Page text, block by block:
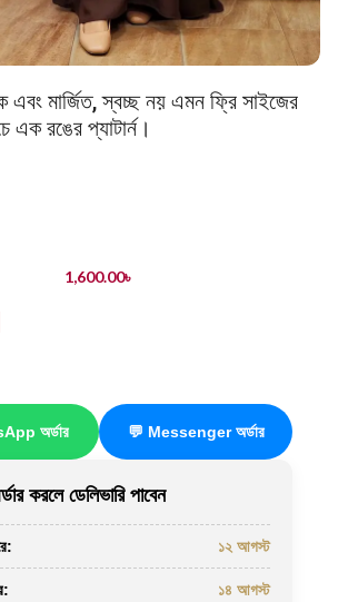
এবং মার্জিত, স্বচ্ছ নয় এমন ফ্রি সাইজের
এক রঙের প্যাটার্ন।
1,600.00৳
অর্ডার 💬 Messenger অর্ডার
করলে ডেলিভারি পাবেন
১২ আগস্ট
১৪ আগস্ট